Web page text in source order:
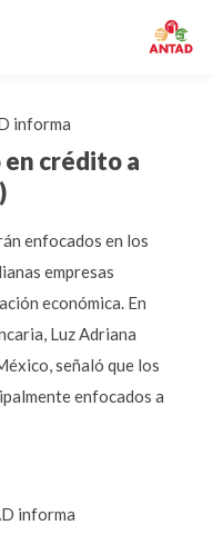
informa
crédito a
enfocados en los
empresas
económica. En
Luz Adriana
señaló que los
enfocados a
informa